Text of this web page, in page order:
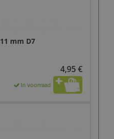
mm D7
4,95 €
In voorraad